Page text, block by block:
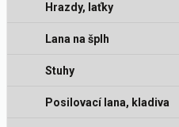
Hrazdy, laťky
Lana na šplh
Stuhy
Posilovací lana, kladiva